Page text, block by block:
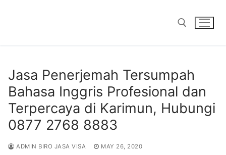
Jasa Penerjemah Tersumpah
Bahasa Inggris Profesional dan
Terpercaya di Karimun, Hubungi
0877 2768 8883
ADMIN BIRO JASA VISA
MAY 26, 2020